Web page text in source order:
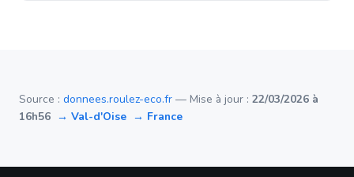
Source : donnees.roulez-eco.fr — Mise à jour : 22/03/2026 à
16h56 → Val-d'Oise → France